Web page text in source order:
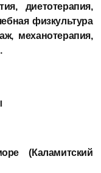
диетотерапия,
физкультура
механотерапия,
(Каламитский